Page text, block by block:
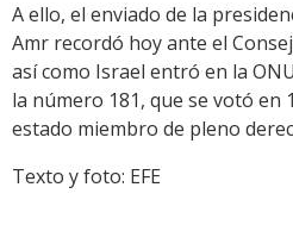
A ello, el enviado de la
Amr recordó hoy ante el
así como Israel entró en la
la número 181, que se votó en
estado miembro de pleno
Texto y foto: EFE